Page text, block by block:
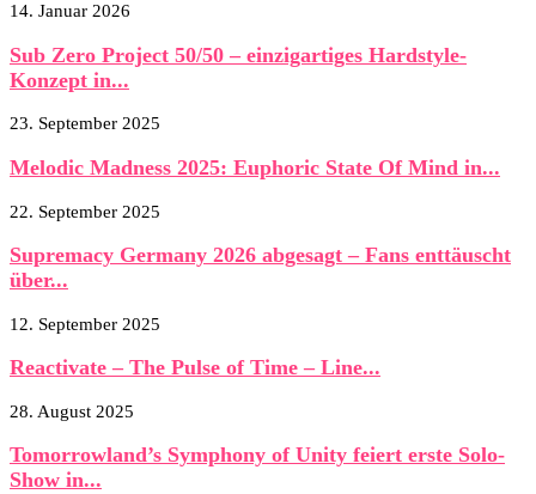
14. Januar 2026
Sub Zero Project 50/50 – einzigartiges Hardstyle-
Konzept in...
23. September 2025
Melodic Madness 2025: Euphoric State Of Mind in...
22. September 2025
Supremacy Germany 2026 abgesagt – Fans enttäuscht
über...
12. September 2025
Reactivate – The Pulse of Time – Line...
28. August 2025
Tomorrowland’s Symphony of Unity feiert erste Solo-
Show in...